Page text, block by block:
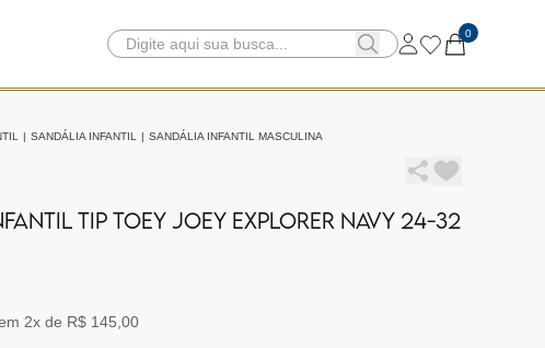
0
| SANDÁLIA INFANTIL | SANDÁLIA INFANTIL MASCULINA
TIP TOEY JOEY EXPLORER NAVY 24-32
2x de R$ 145,00